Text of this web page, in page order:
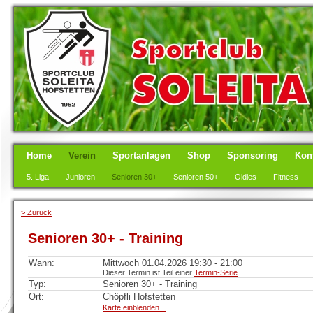
Home Verein Sportanlagen Shop Sponsoring
5. Liga Junioren Senioren 30+ Senioren 50+ Oldies Fitness
> Zurück
Senioren 30+ - Training
Wann: Mittwoch 01.04.2026 19:30 - 21:00
Dieser Termin ist Teil einer Termin-Serie
Typ:
Senioren 30+ - Training
Ort:
Chöpfli Hofstetten
Karte einblenden...